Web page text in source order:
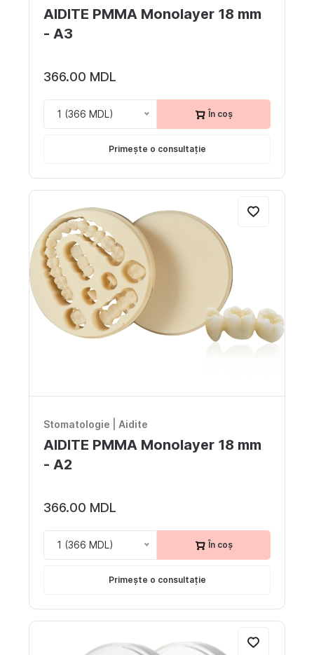
AIDITE PMMA Monolayer 18 mm
- A3
366.00 MDL
1 (366 MDL) În coș
Primește o consultație
Stomatologie Aidite
AIDITE PMMA Monolayer 18 mm
- A2
366.00 MDL
1 (366 MDL) În coș
Primește o consultație